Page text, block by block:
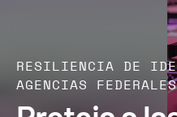
RESILIENCIA DE
AGENCIAS FEDERALES